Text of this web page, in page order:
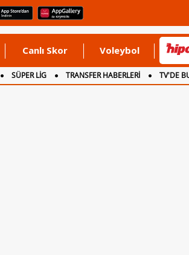
Canlı Skor Voleybol
SÜPER LİG TRANSFER HABERLERİ TV'DE